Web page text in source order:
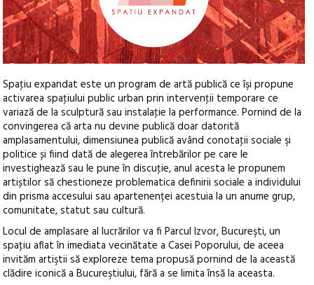
Spaţiu expandat este un program de artă publică ce îşi propune
activarea spaţiului public urban prin intervenţii temporare ce
variază de la sculptură sau instalaţie la performance. Pornind de la
convingerea că arta nu devine publică doar datorită
amplasamentului, dimensiunea publică având conotaţii sociale şi
politice și fiind dată de alegerea întrebărilor pe care le
investighează sau le pune în discuţie, anul acesta le propunem
artiștilor să chestioneze problematica definirii sociale a individului
din prisma accesului sau apartenenței acestuia la un anume grup,
comunitate, statut sau cultură.
Locul de amplasare al lucrărilor va fi Parcul Izvor, Bucureşti, un
spaţiu aflat în imediata vecinătate a Casei Poporului, de aceea
invităm artiştii să exploreze tema propusă pornind de la această
clădire iconică a Bucureştiului, fără a se limita însă la aceasta.